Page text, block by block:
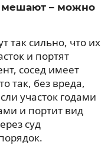
мешают – можно
так сильно, что их
и портят
сосед имеет
так, без вреда,
участок годами
и портит вид
суд